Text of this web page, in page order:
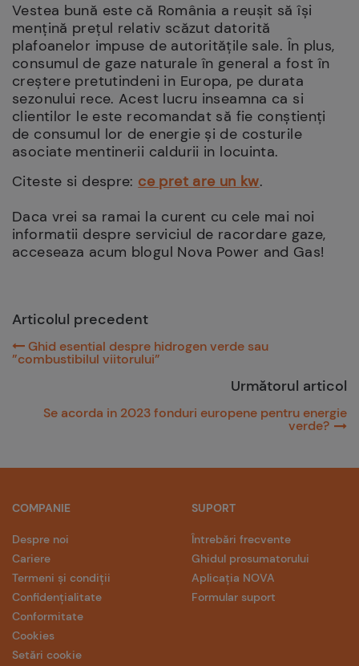
Vestea bună este că România a reușit să își
mențină prețul relativ scăzut datorită
plafoanelor impuse de autoritățile sale. În plus,
consumul de gaze naturale în general a fost în
creștere pretutindeni in Europa, pe durata
sezonului rece. Acest lucru inseamna ca si
clientilor le este recomandat să fie conștienți
de consumul lor de energie și de costurile
asociate mentinerii caldurii in locuinta.
Citeste si despre: ce pret are un kw.
Daca vrei sa ramai la curent cu cele mai noi
informatii despre serviciul de racordare gaze,
acceseaza acum blogul Nova Power and Gas!
Articolul precedent
Ghid esential despre hidrogen verde sau
”combustibilul viitorului”
Următorul articol
Se acorda in 2023 fonduri europene pentru energie
verde?
COMPANIE
Despre noi
Cariere
Termeni și condiții
Confidențialitate
Conformitate
Cookies
Setări cookie
SUPORT
Întrebări frecvente
Ghidul prosumatorului
Aplicația NOVA
Formular suport